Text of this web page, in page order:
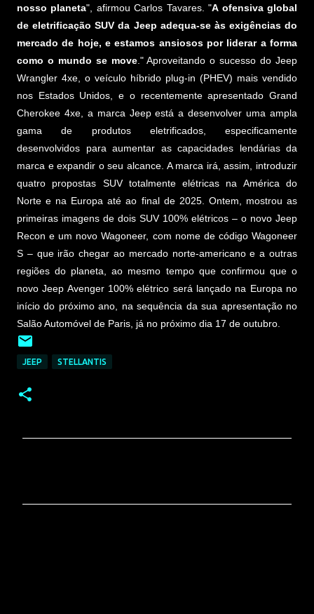
nosso planeta", afirmou Carlos Tavares. "A ofensiva global
de eletrificação SUV da Jeep adequa-se às exigências do
mercado de hoje, e estamos ansiosos por liderar a forma
como o mundo se move." Aproveitando o sucesso do Jeep
Wrangler 4xe, o veículo híbrido plug-in (PHEV) mais vendido
nos Estados Unidos, e o recentemente apresentado Grand
Cherokee 4xe, a marca Jeep está a desenvolver uma ampla
gama de produtos eletrificados, especificamente
desenvolvidos para aumentar as capacidades lendárias da
marca e expandir o seu alcance. A marca irá, assim, introduzir
quatro propostas SUV totalmente elétricas na América do
Norte e na Europa até ao final de 2025. Ontem, mostrou as
primeiras imagens de dois SUV 100% elétricos – o novo Jeep
Recon e um novo Wagoneer, com nome de código Wagoneer
S – que irão chegar ao mercado norte-americano e a outras
regiões do planeta, ao mesmo tempo que confirmou que o
novo Jeep Avenger 100% elétrico será lançado na Europa no
início do próximo ano, na sequência da sua apresentação no
Salão Automóvel de Paris, já no próximo dia 17 de outubro.
JEEP STELLANTIS